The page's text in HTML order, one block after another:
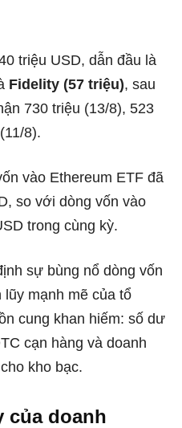
triệu USD, dẫn đầu là
Fidelity (57 triệu), sau
730 triệu (13/8), 523
8).
vào Ethereum ETF đã
so với dòng vốn vào
trong cùng kỳ.
sự bùng nổ dòng vốn
mạnh mẽ của tổ
cung khan hiếm: số dư
cạn hàng và doanh
kho bạc.
của doanh